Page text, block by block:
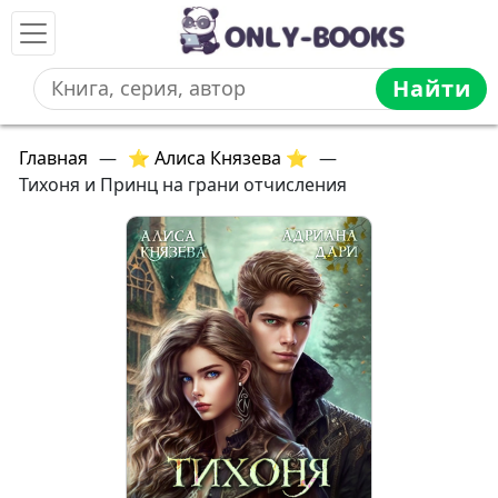
Найти
Главная — ⭐ Алиса Князева ⭐ —
Тихоня и Принц на грани отчисления